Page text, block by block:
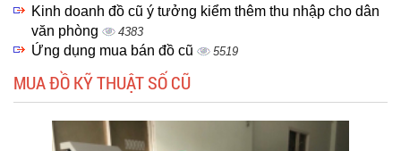
Kinh doanh đồ cũ ý tưởng kiểm thêm thu nhập cho dân
văn phòng
4383
Ứng dụng mua bán đồ cũ 5519
MUA ĐỒ KỸ THUẬT SỐ CŨ